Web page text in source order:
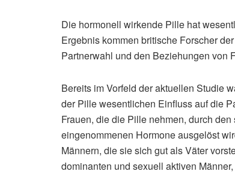
Die hormonell wirkende Pille hat
Ergebnis kommen britische Forscher
Partnerwahl und den Beziehungen von
Bereits im Vorfeld der aktuellen Studie
der Pille wesentlichen Einfluss auf die
Frauen, die die Pille nehmen, durch
eingenommenen Hormone ausgelöst
Männern, die sie sich gut als Väter
dominanten und sexuell aktiven